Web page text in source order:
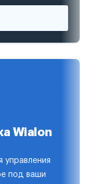
Wialon
управления
под ваши